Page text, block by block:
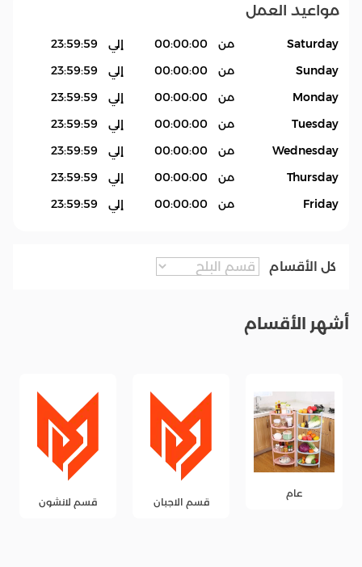
مواعيد العمل
Saturday من 00:00:00 إلي
23:59:59
Sunday
من 00:00:00 إلي
23:59:59
Monday
من 00:00:00 إلي
23:59:59
Tuesday
من 00:00:00 إلي
23:59:59
Wednesday
من 00:00:00 إلي
23:59:59
Thursday
من 00:00:00 إلي
23:59:59
Friday
من 00:00:00 إلي 23:59:59
كل الأقسام
أشهر الأقسام
عام
قسم الاجبان قسم لانشون